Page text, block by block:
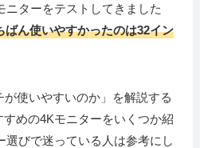
ニターをテストしてきました
ばん使いやすかったのは32イン
使いやすいのか」を解説する
めの4Kモニターをいくつか紹
選びで迷っている人は参考にし